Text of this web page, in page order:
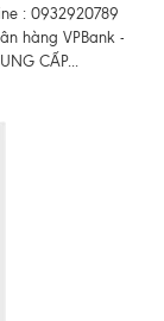
: 0932920789
hàng VPBank -
CẤP...